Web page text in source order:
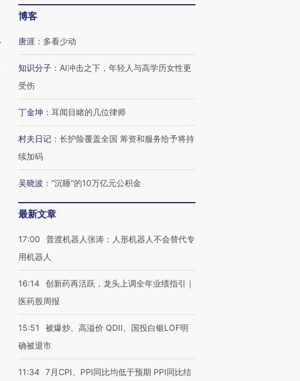
线｜“入侵”还是“人道危
”？难民潮撕裂西班牙
湖北宜昌局部短时降雨
哈尔滨遭遇短时极端强降
推广】走进第四届链博
，让数智科技“链”接产
【特别呈现】寻找100种
有意思的生活方式·第三对
博客
唐涯 ： 多看少动
知识分子 ： AI冲击之下，年轻人与高学历女性更
受伤
丁金坤 ： 耳闻目睹的几位律师
村夫日记 ： 长护险覆盖全国 筹资和服务给予将持
续加码
吴晓波 ： “沉睡”的10万亿元公积金
最新文章
17:00
普渡机器人张涛：人形机器人不会替代专
用机器人
16:14 创新药再活跃，龙头上调全年业绩指引｜
医药股周报
15:51
被爆炒、高溢价 QDII、国投白银LOF明
确被退市
11:34 7月CPI、PPI同比均低于预期 PPI同比结